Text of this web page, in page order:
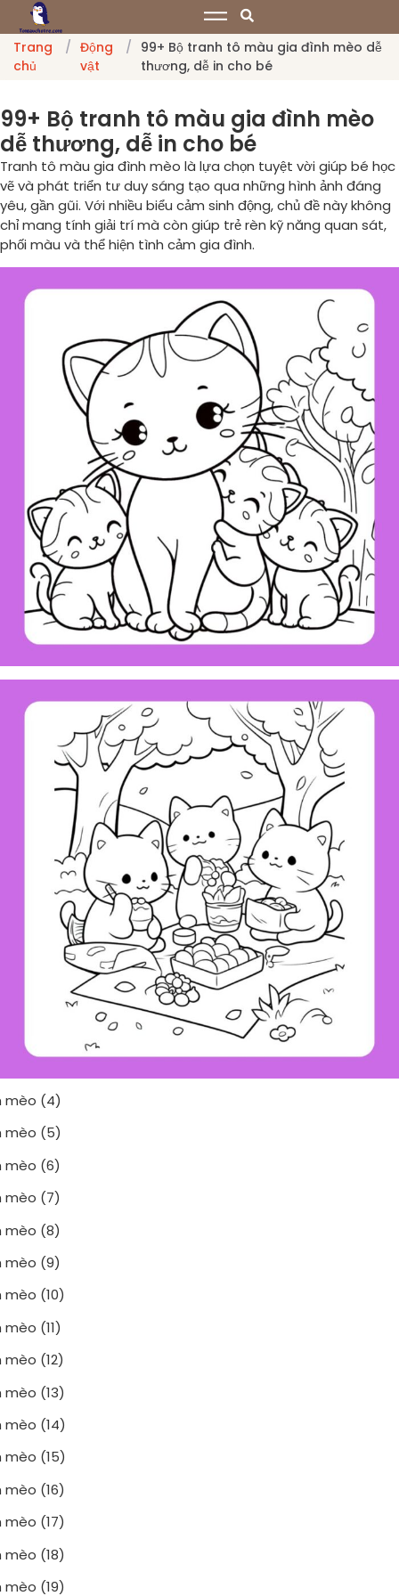
Trang
chủ
/ Động
vật
/ 99+ Bộ tranh tô màu gia đình mèo dễ
thương, dễ in cho bé
99+ Bộ tranh tô màu gia đình mèo
dễ thương, dễ in cho bé
Tranh tô màu gia đình mèo là lựa chọn tuyệt vời giúp bé học
vẽ và phát triển tư duy sáng tạo qua những hình ảnh đáng
yêu, gần gũi. Với nhiều biểu cảm sinh động, chủ đề này không
chỉ mang tính giải trí mà còn giúp trẻ rèn kỹ năng quan sát,
phối màu và thể hiện tình cảm gia đình.